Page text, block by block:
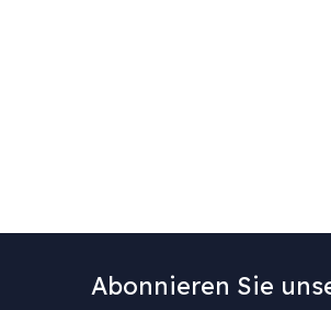
Abonnieren Sie